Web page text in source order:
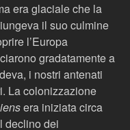
era glaciale che la
il suo culmine
l’Europa
gradatamente a
i nostri antenati
La colonizzazione
era iniziata circa
declino dei